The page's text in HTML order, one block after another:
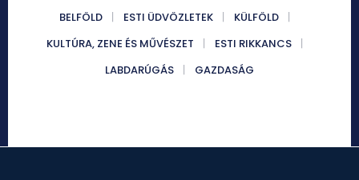
BELFÖLD ESTI ÜDVÖZLETEK
KÜLFÖLD
KULTÚRA, ZENE ÉS MŰVÉSZET
ESTI RIKKANCS
LABDARÚGÁS
GAZDASÁG